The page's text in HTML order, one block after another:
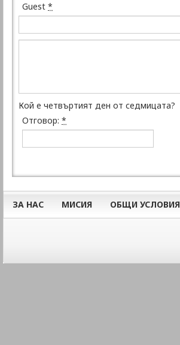
Guest *
Кой е четвъртият ден от седмицата?
Отговор: *
ЗА НАС МИСИЯ ОБЩИ УСЛОВИЯ